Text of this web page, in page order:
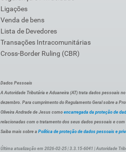
Ligações
Venda de bens
Lista de Devedores
Transações Intracomunitárias
Cross-Border Ruling (CBR)
Dados Pessoais
A Autoridade Tributária e Aduaneira (AT) trata dados pessoais
dezembro. Para cumprimento do Regulamento Geral sobre a
Oliveira Andrade de Jesus como encarregada da proteção de
relacionadas com o tratamento dos seus dados pessoais e
Saiba mais sobre a Política de proteção de dados pessoais e
Última atualização em 2026-02-25 | 3.3.15-6041 | Autoridade